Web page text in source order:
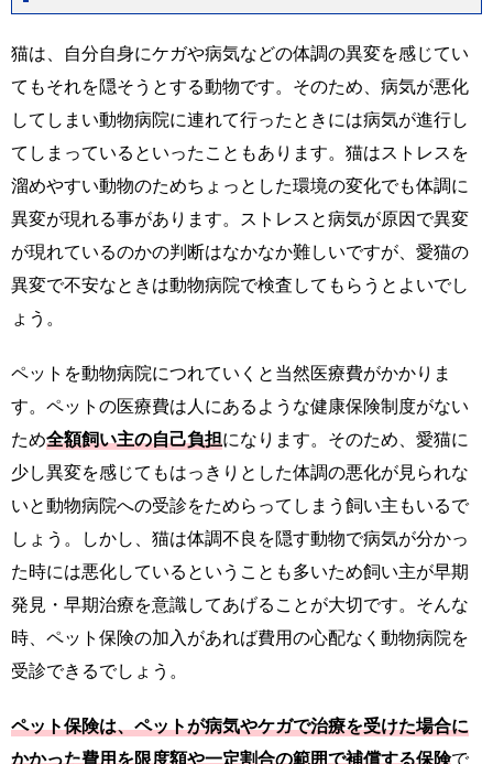
猫は、自分自身にケガや病気などの体調の異変を感じてい
てもそれを隠そうとする動物です。そのため、病気が悪化
してしまい動物病院に連れて行ったときには病気が進行し
てしまっているといったこともあります。猫はストレスを
溜めやすい動物のためちょっとした環境の変化でも体調に
異変が現れる事があります。ストレスと病気が原因で異変
が現れているのかの判断はなかなか難しいですが、愛猫の
異変で不安なときは動物病院で検査してもらうとよいでし
ょう。
ペットを動物病院につれていくと当然医療費がかかりま
す。ペットの医療費は人にあるような健康保険制度がない
ため全額飼い主の自己負担になります。そのため、愛猫に
少し異変を感じてもはっきりとした体調の悪化が見られな
いと動物病院への受診をためらってしまう飼い主もいるで
しょう。しかし、猫は体調不良を隠す動物で病気が分かっ
た時には悪化しているということも多いため飼い主が早期
発見・早期治療を意識してあげることが大切です。そんな
時、ペット保険の加入があれば費用の心配なく動物病院を
受診できるでしょう。
ペット保険は、ペットが病気やケガで治療を受けた場合に
かかった費用を限度額や一定割合の範囲で補償する保険で